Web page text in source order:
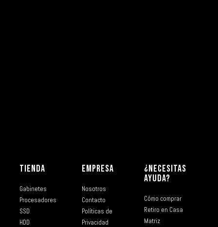
TIENDA
Gabinetes
Procesadores
SSD
HDD
EMPRESA
Nosotros
Contacto
Políticas de
Privacidad
¿NECESITAS
AYUDA?
Cómo comprar
Retiro en Casa
Matriz